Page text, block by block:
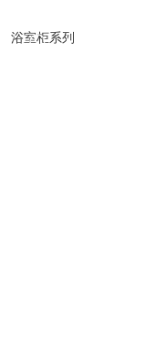
浴室柜系列